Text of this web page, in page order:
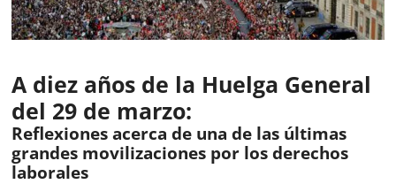
A diez años de la Huelga General
del 29 de marzo:
Reflexiones acerca de una de las últimas
grandes movilizaciones por los derechos
laborales